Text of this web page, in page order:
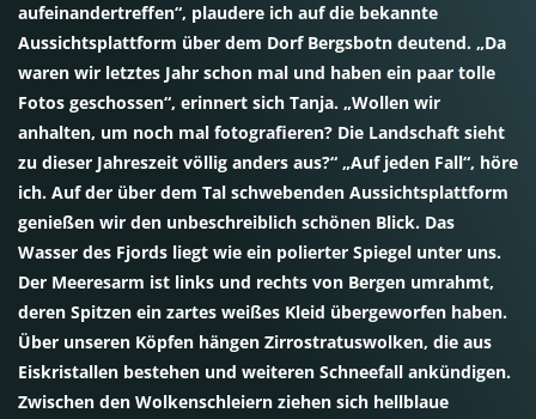
aufeinandertreffen“, plaudere ich auf die bekannte
Aussichtsplattform über dem Dorf Bergsbotn deutend. „Da
waren wir letztes Jahr schon mal und haben ein paar tolle
Fotos geschossen“, erinnert sich Tanja. „Wollen wir
anhalten, um noch mal fotografieren? Die Landschaft sieht
zu dieser Jahreszeit völlig anders aus?“ „Auf jeden Fall“, höre
ich. Auf der über dem Tal schwebenden Aussichtsplattform
genießen wir den unbeschreiblich schönen Blick. Das
Wasser des Fjords liegt wie ein polierter Spiegel unter uns.
Der Meeresarm ist links und rechts von Bergen umrahmt,
deren Spitzen ein zartes weißes Kleid übergeworfen haben.
Über unseren Köpfen hängen Zirrostratuswolken, die aus
Eiskristallen bestehen und weiteren Schneefall ankündigen.
Zwischen den Wolkenschleiern ziehen sich hellblaue